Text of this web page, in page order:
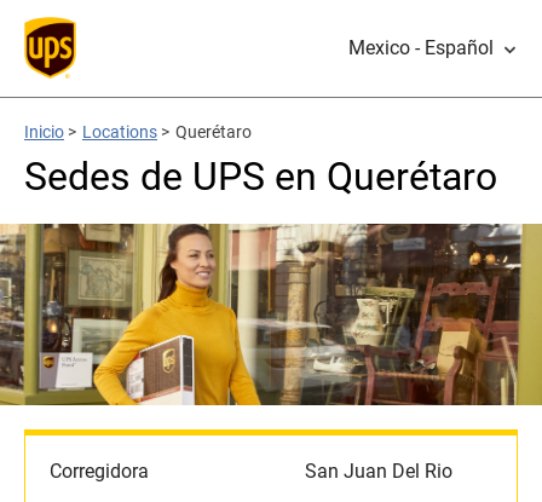
Mexico - Español
Inicio > Locations > Querétaro
Sedes de UPS en Querétaro
Corregidora San Juan Del Rio